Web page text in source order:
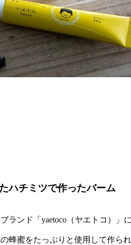
ハチミツで作ったバーム
ランド「yaetoco（ヤエトコ）」
蜂蜜をたっぷりと使用して作られ